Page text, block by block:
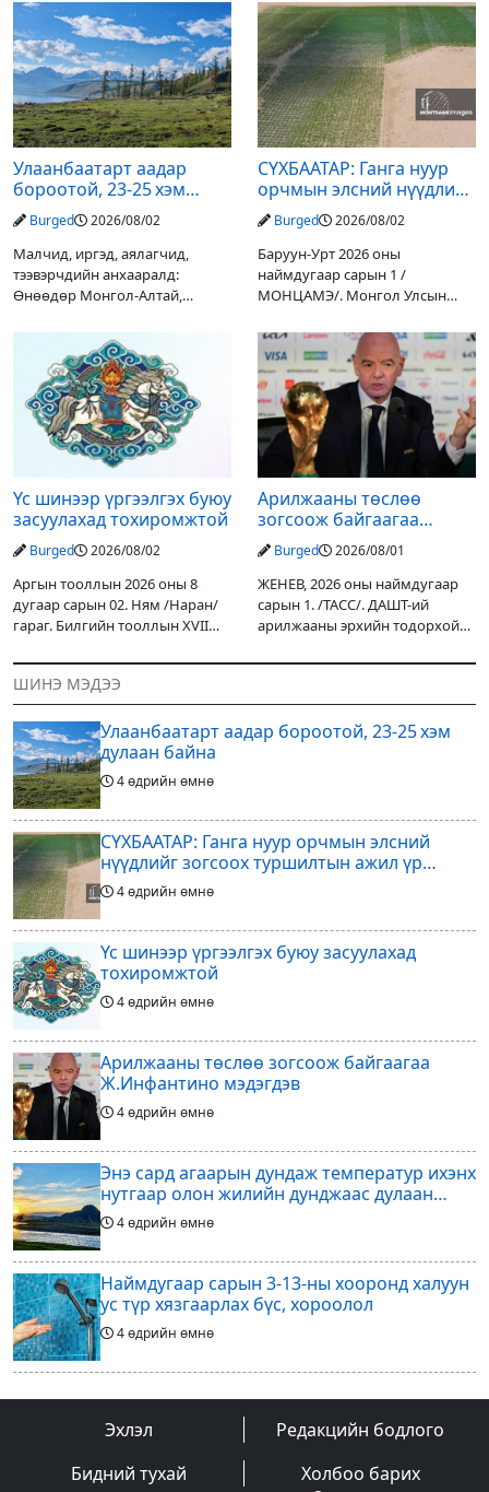
Улаанбаатарт аадар
бороотой, 23-25 хэм
дулаан байна
Burged 2026/08/02
Малчид, иргэд, аялагчид,
тээвэрчдийн анхааралд:
Өнөөдөр Монгол-Алтай,
уулархаг нутгаар бороо, дуу
цахилгаантай аадар бороо
орох тул голуудын усны
түвшин нэмэгдэх, нөөлөг
СҮХБААТАР: Ганга нуур
орчмын элсний нүүдлийг
зогсоох туршилтын ажил
үр дүнгээ өгч эхэлжээ
Burged 2026/08/02
Баруун-Урт 2026 оны
наймдугаар сарын 1 /
МОНЦАМЭ/. Монгол Улсын
Дарьгангын Ганга нуурыг
сэргээн, хамгаалах төслийг
улсын төсвийн хөрөнгө
оруулалтаар хийж буй.
Төслийн
Үс шинээр үргээлгэх буюу
засуулахад тохиромжтой
Burged 2026/08/02
Аргын тооллын 2026 оны 8
дугаар сарын 02. Ням /Наран/
гараг. Билгийн тооллын XVII
гал Морин жилийн Зуны адаг
хөхөгчин хонь сарын шинийн
19, Адъяа /Асралт/
Арилжааны төслөө
зогсоож байгаагаа
Ж.Инфантино мэдэгдэв
Burged 2026/08/01
ЖЕНЕВ, 2026 оны наймдугаар
сарын 1. /ТАСС/. ДАШТ-ий
арилжааны эрхийн тодорхой
оруулагчдад худалдах
шийдвэрлэснээ ФИФА-гийн
ерөнхийлөгч Жанни
ШИНЭ МЭДЭЭ
Улаанбаатарт аадар бороотой, 23-25 хэм
дулаан байна
4 өдрийн өмнө
СҮХБААТАР: Ганга нуур орчмын элсний
нүүдлийг зогсоох туршилтын ажил үр
дүнгээ өгч эхэлжээ
4 өдрийн өмнө
Үс шинээр үргээлгэх буюу засуулахад
тохиромжтой
4 өдрийн өмнө
Арилжааны төслөө зогсоож байгаагаа
Ж.Инфантино мэдэгдэв
4 өдрийн өмнө
Энэ сард агаарын дундаж температур ихэнх
нутгаар олон жилийн дунджаас дулаан
байна
4 өдрийн өмнө
Наймдугаар сарын 3-13-ны хооронд халуун
ус түр хязгаарлах бүс, хороолол
4 өдрийн өмнө
Үс шинээр үргээлгэх буюу засуулахад
Эхлэл
Редакцийн бодлого
Бидний тухай
Холбоо барих